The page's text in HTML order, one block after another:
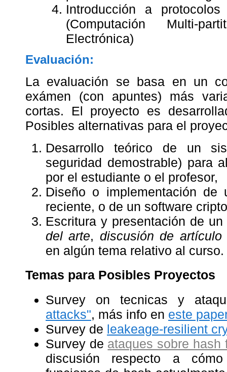
Introducción a
(Computación Multi-
Electrónica)
Evaluación:
La evaluación se basa en un
exámen (con apuntes) más
cortas. El proyecto es
Posibles alternativas para el
Desarrollo teórico de un
seguridad demostrable) para
por el estudiante o el profesor,
Diseño o implementación de
reciente, o de un software
Escritura y presentación de
del arte, discusión de artículo
en algún tema relativo al curso.
Temas para Posibles Proyectos
Survey on tecnicas y
attacks", más info en este
Survey de leakeage-resilient
Survey de ataques sobre hash
discusión respecto a